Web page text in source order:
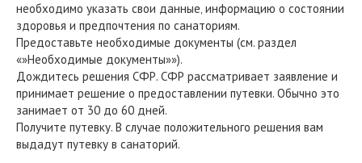
необходимо указать свои данные‚ информацию о состоянии
здоровья и предпочтения по санаториям.
Предоставьте необходимые документы (см. раздел
«»Необходимые документы»»).
Дождитесь решения СФР. СФР рассматривает заявление и
принимает решение о предоставлении путевки. Обычно это
занимает от 30 до 60 дней.
Получите путевку. В случае положительного решения вам
выдадут путевку в санаторий.